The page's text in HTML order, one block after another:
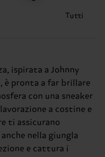
Tutti
ispirata a Johnny
è pronta a far brillare
con una sneaker
a costine e
ti assicurano
nella giungla
e cattura i